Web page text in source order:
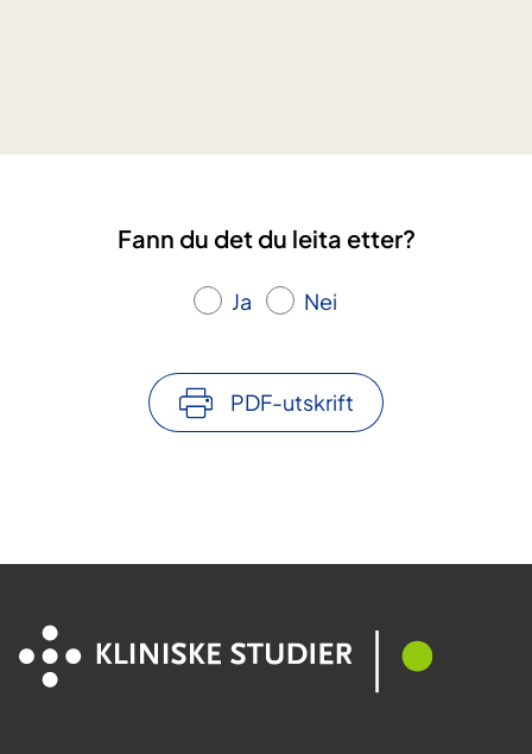
i
Fann du det du leita etter?
Ja Nei
PDF-utskrift